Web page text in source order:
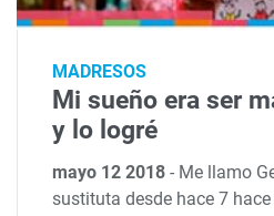
MADRESOS
Mi sueño era ser
y lo logré
mayo 12 2018- Me llamo
sustituta desde hace 7